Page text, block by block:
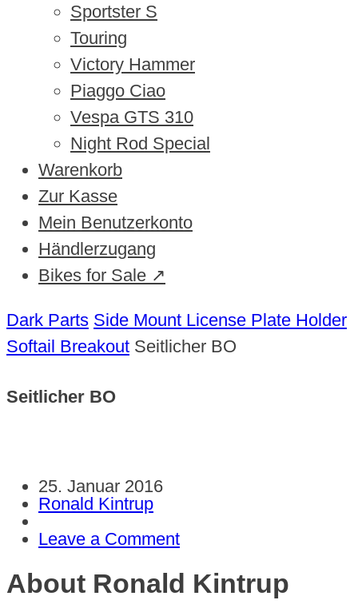
Sportster S
Touring
Victory Hammer
Piaggo Ciao
Vespa GTS 310
Night Rod Special
Warenkorb
Zur Kasse
Mein Benutzerkonto
Händlerzugang
Bikes for Sale ↗
Dark Parts Side Mount License Plate Holder
Softail Breakout Seitlicher BO
Seitlicher BO
25. Januar 2016
Ronald Kintrup
Leave a Comment
About Ronald Kintrup